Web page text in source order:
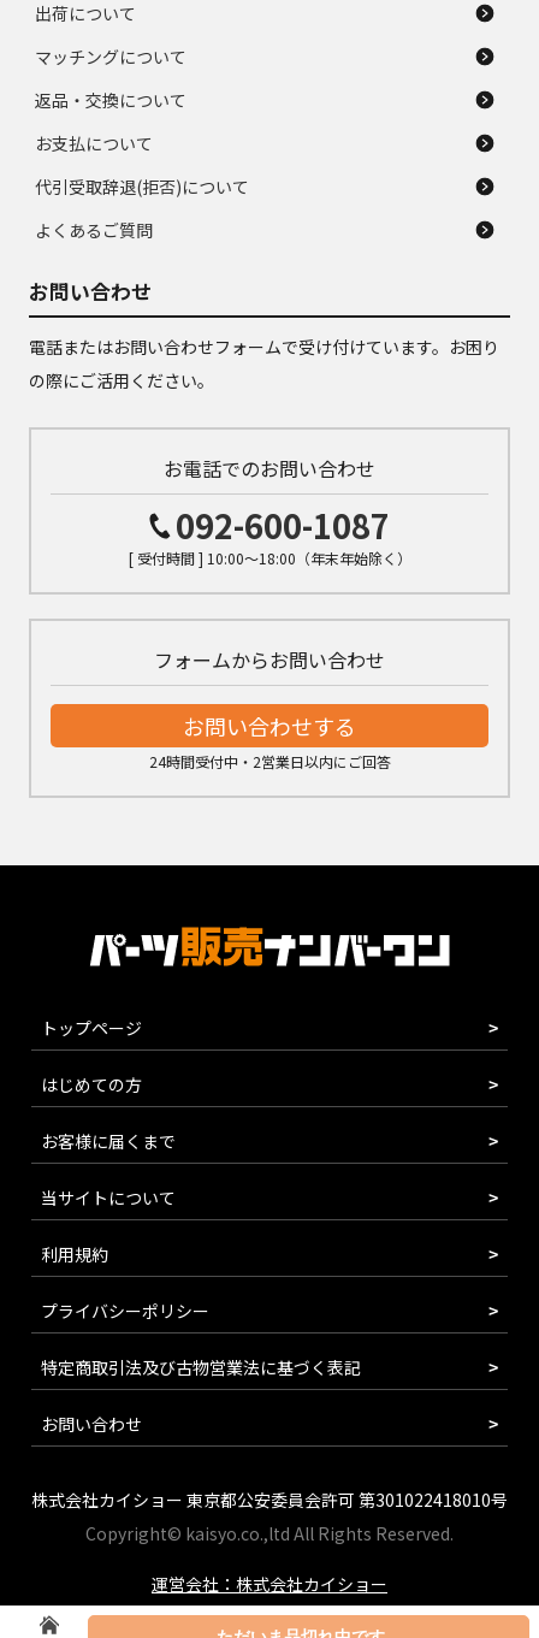
出荷について
マッチングについて
返品・交換について
お支払について
代引受取辞退(拒否)について
よくあるご質問
お問い合わせ
電話またはお問い合わせフォームで受け付けています。お困り
の際にご活用ください。
お電話でのお問い合わせ
092-600-1087
[ 受付時間 ] 10:00～18:00（年末年始除く）
フォームからお問い合わせ
お問い合わせする
24時間受付中・2営業日以内にご回答
トップページ
はじめての方
お客様に届くまで
当サイトについて
利用規約
プライバシーポリシー
特定商取引法及び古物営業法に基づく表記
お問い合わせ
株式会社カイショー 東京都公安委員会許可 第301022418010号
Copyright© kaisyo.co.,ltd All Rights Reserved.
運営会社：株式会社カイショー